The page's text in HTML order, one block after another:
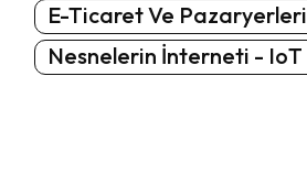
E-Ticaret Ve Pazaryerleri
Nesnelerin İnterneti - IoT